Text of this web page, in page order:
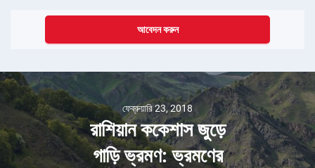
আবেদন করুন
ফেব্রুয়ারি 23, 2018
রাশিয়ান ককেশাস জুড়ে
গাড়ি ভ্রমণ: ভ্রমণের